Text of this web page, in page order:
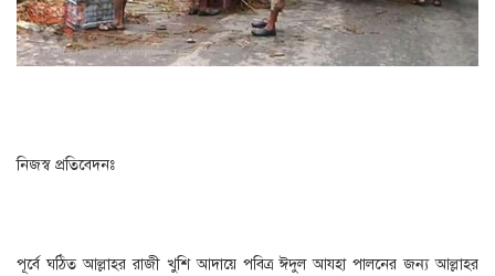
নিজস্ব প্রতিবেদনঃ
পূর্বে ঘঠিত আল্লাহর রাজী খুশি আদায়ে পবিত্র ঈদুল আযহা পালনের জন্য আল্লাহর